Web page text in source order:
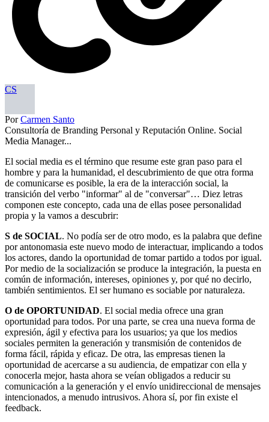
CS
PorCarmen Santo
Consultoría de Branding Personal y Reputación Online. Social
Media Manager...
El social media es el término que resume este gran paso para el
hombre y para la humanidad, el descubrimiento de que otra forma
de comunicarse es posible, la era de la interacción social, la
transición del verbo "informar" al de "conversar"… Diez letras
componen este concepto, cada una de ellas posee personalidad
propia y la vamos a descubrir:
S de SOCIAL. No podía ser de otro modo, es la palabra que define
por antonomasia este nuevo modo de interactuar, implicando a todos
los actores, dando la oportunidad de tomar partido a todos por igual.
Por medio de la socialización se produce la integración, la puesta en
común de información, intereses, opiniones y, por qué no decirlo,
también sentimientos. El ser humano es sociable por naturaleza.
O de OPORTUNIDAD. El social media ofrece una gran
oportunidad para todos. Por una parte, se crea una nueva forma de
expresión, ágil y efectiva para los usuarios; ya que los medios
sociales permiten la generación y transmisión de contenidos de
forma fácil, rápida y eficaz. De otra, las empresas tienen la
oportunidad de acercarse a su audiencia, de empatizar con ella y
conocerla mejor, hasta ahora se veían obligados a reducir su
comunicación a la generación y el envío unidireccional de mensajes
intencionados, a menudo intrusivos. Ahora sí, por fin existe el
feedback.